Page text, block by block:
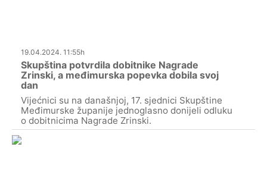
19.04.2024. 11:55h
Skupština potvrdila dobitnike Nagrade
Zrinski, a međimurska popevka dobila svoj
dan
Vijećnici su na današnjoj, 17. sjednici Skupštine
Međimurske županije jednoglasno donijeli odluku
o dobitnicima Nagrade Zrinski.